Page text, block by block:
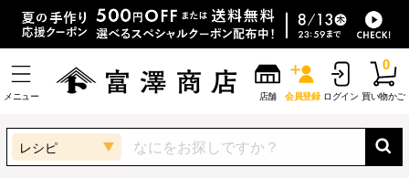
メニュー 店舗 会員登録 ログイン 買い物かご
0
レシピ